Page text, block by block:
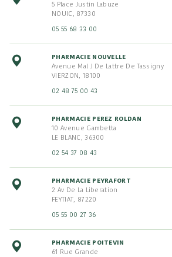
5 Place Justin Labuze
NOUIC, 87330
05 55 68 33 00
PHARMACIE NOUVELLE
Avenue Mal J De Lattre De Tassigny
VIERZON, 18100
02 48 75 00 43
PHARMACIE PEREZ ROLDAN
10 Avenue Gambetta
LE BLANC, 36300
02 54 37 08 43
PHARMACIE PEYRAFORT
2 Av De La Liberation
FEYTIAT, 87220
05 55 00 27 36
PHARMACIE POITEVIN
61 Rue Grande